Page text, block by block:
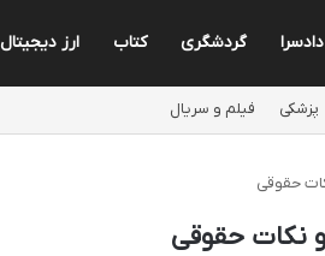
دادسرا گردشگری کتاب ارز دیجیتال
پزشکی فیلم و سریال
حقوقی
نکات حقوقی